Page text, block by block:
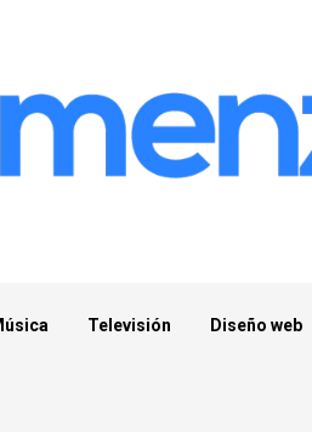
Televisión Diseño web